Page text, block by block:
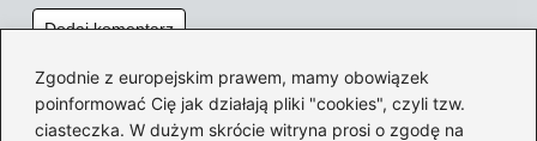
Zgodnie z europejskim prawem, mamy obowiązek
poinformować Cię jak działają pliki "cookies", czyli tzw.
ciasteczka. W dużym skrócie witryna prosi o zgodę na
Poczytaj więcej